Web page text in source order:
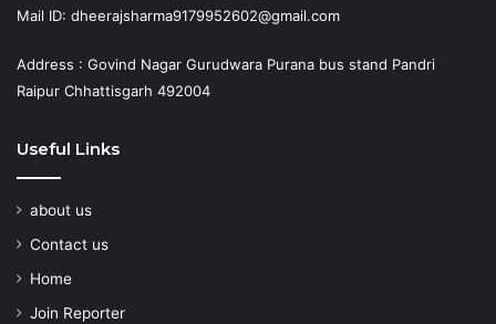
Mail ID: dheerajsharma9179952602@gmail.com
Address : Govind Nagar Gurudwara Purana bus stand Pandri
Raipur Chhattisgarh 492004
Useful Links
about us
Contact us
Home
Join Reporter